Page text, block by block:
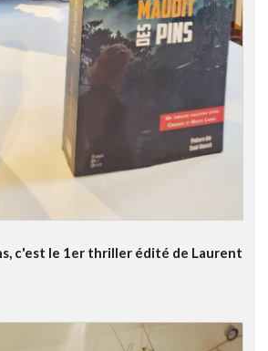
c'est le 1er thriller édité de Laurent